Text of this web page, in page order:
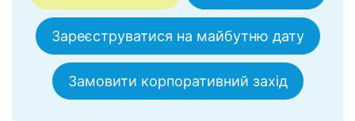
Зареєструватися на майбутню дату
Замовити корпоративний захід